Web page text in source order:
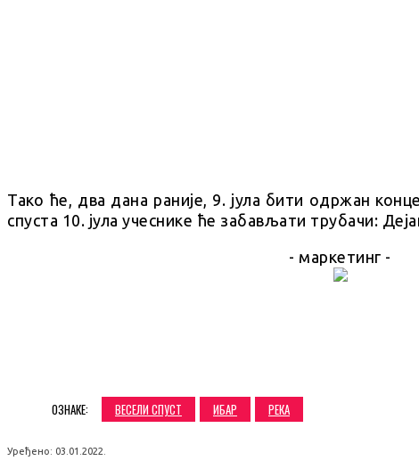
Тако ће, два дана раније, 9. јула бити одржан
спуста 10. јула учеснике ће забављати трубачи:
- маркетинг -
ОЗНАКЕ: ВЕСЕЛИ СПУСТ ИБАР РЕКА
Уређено: 03.01.2022.